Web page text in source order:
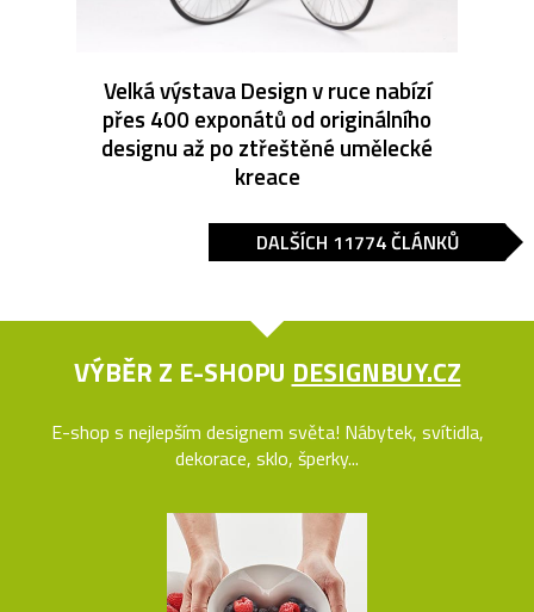
Velká výstava Design v ruce nabízí
přes 400 exponátů od originálního
designu až po ztřeštěné umělecké
kreace
DALŠÍCH 11774 ČLÁNKŮ
VÝBĚR Z E-SHOPU DESIGNBUY.CZ
E-shop s nejlepším designem světa! Nábytek, svítidla,
dekorace, sklo, šperky...